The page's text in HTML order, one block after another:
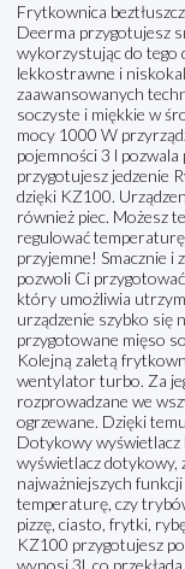
Frytkownica
Deerma przygotujesz
wykorzystując do tego
lekkostrawne i
zaawansowanych
soczyste i miękkie w
mocy 1000 W
pojemności 3 l
przygotujesz jedzenie
dzięki KZ100.
również piec. Możesz
regulować
przyjemne! Smacznie i
pozwoli Ci
który umożliwia
urządzenie szybko się
przygotowane mięso
Kolejną zaletą
wentylator turbo. Za
rozprowadzane we
ogrzewane. Dzięki
Dotykowy wyświetlacz
wyświetlacz dotykowy,
najważniejszych
temperaturę, czy
pizzę, ciasto, frytki,
KZ100 przygotujesz